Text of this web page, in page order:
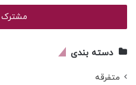
خود
وارد
دسته بندی
متفرقه